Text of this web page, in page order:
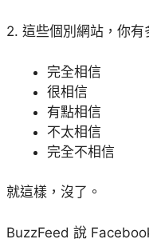
2. 這些個別網站，你
完全相信
很相信
有點相信
不太相信
完全不相信
就這樣，沒了。
BuzzFeed 說